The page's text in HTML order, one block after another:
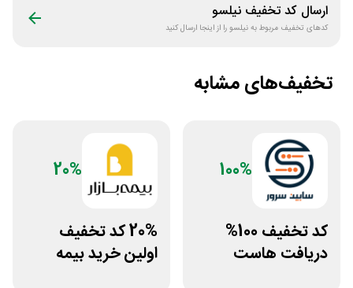
ارسال کد تخفیف نیلسو
کدهای تخفیف مربوط بهنیلسورا از اینجا ارسال کنید
تخفیف‌های مشابه
100%
کد تخفیف 100%
دریافت هاست
20%
20% کد تخفیف
اولین خرید بیمه